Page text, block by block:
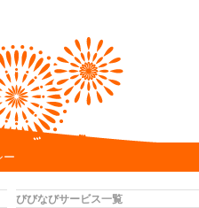
ー
びびなびサービス一覧